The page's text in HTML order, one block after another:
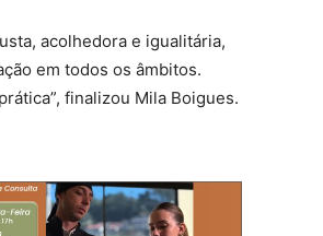
acolhedora e igualitária,
em todos os âmbitos.
finalizou Mila Boigues.